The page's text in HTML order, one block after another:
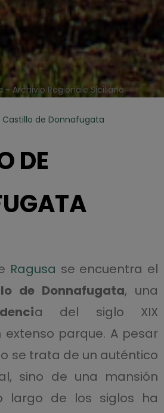
Archivio Regionale Siciliano
Castillo de Donnafugata
DE
Ragusa se encuentra el
de Donnafugata, una
a del siglo XIX
parque. A pesar
se trata de un auténtico
sino de una mansión
largo de los siglos ha